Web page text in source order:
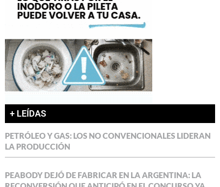
+ LEÍDAS
PETRÓLEO Y GAS: LOS NO CONVENCIONALES LIDERAN
LA PRODUCCIÓN
PEABODY DEJÓ DE FABRICAR EN LA ARGENTINA: LA